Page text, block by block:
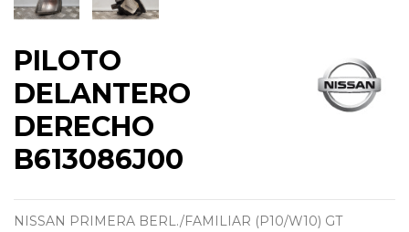
PILOTO
DELANTERO
DERECHO
B613086J00
NISSAN PRIMERA BERL./FAMILIAR (P10/W10) GT